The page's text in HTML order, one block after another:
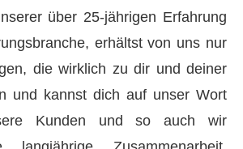
über 25-jährigen Erfahrung
erhältst von uns nur
die wirklich zu dir und deiner
und kannst dich auf unser Wort
Kunden und so auch wir